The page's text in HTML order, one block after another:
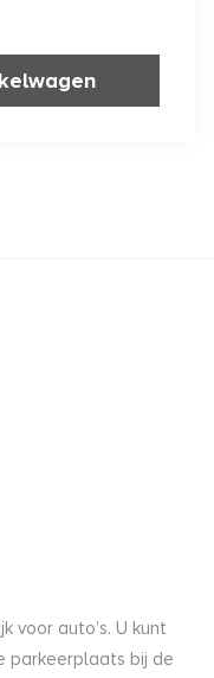
voor auto’s. U kunt
parkeerplaats bij de